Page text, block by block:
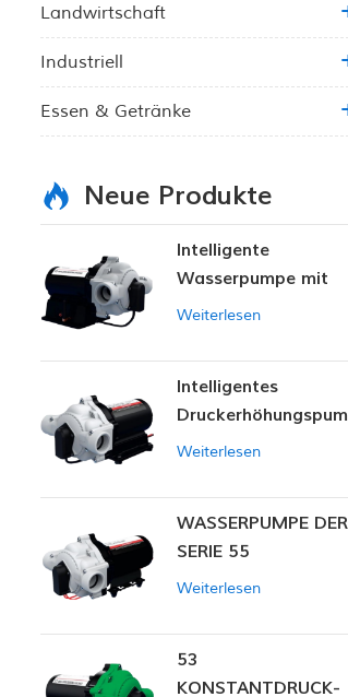
Landwirtschaft
Industriell
Essen & Getränke
Neue Produkte
Intelligente
Wasserpumpe mit
variablem Druck
Weiterlesen
Intelligentes
Set
Weiterlesen
WASSERPUMPE DER
SERIE 55
Weiterlesen
53
KONSTANTDRUCK-